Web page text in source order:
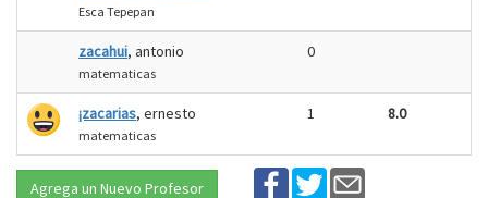
Esca Tepepan
zacahui, antonio
matematicas
0
¡zacarias, ernesto
matematicas
1 8.0
Agrega un Nuevo Profesor